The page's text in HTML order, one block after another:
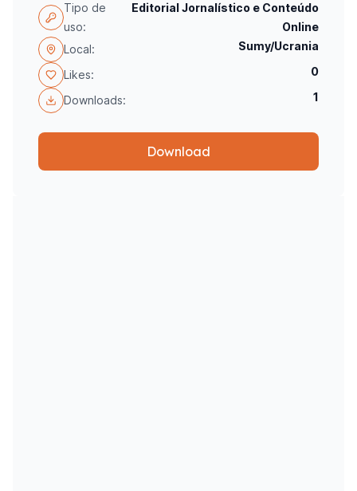
Tipo de
uso:
Editorial Jornalístico e Conteúdo
Online
Local:
Sumy/Ucrania
Likes: 0
Downloads: 1
Download